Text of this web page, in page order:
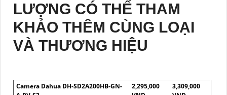
LƯỢNG CÓ THỂ THAM
KHẢO THÊM CÙNG LOẠI
VÀ THƯƠNG HIỆU
Camera Dahua DH-SD2A200HB-GN-
2,295,000
3,309,000